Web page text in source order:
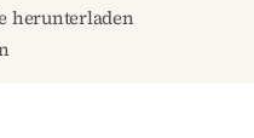
herunterladen